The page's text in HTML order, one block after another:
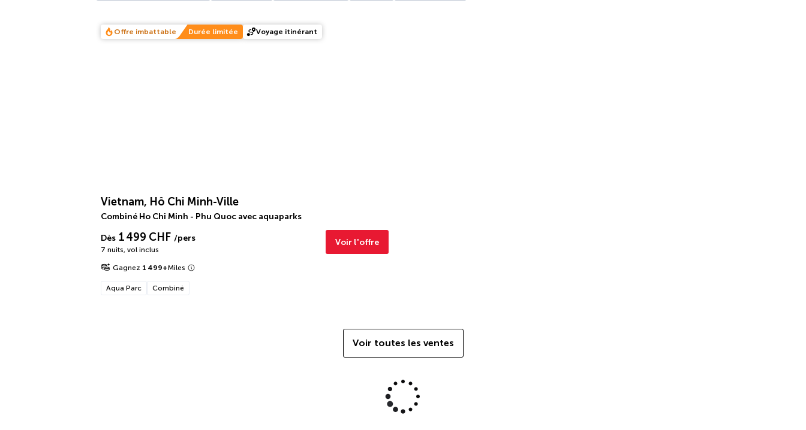
Offre imbattable Durée limitée Voyage itinérant
Vietnam, Hô Chi Minh-Ville
Combiné Ho Chi Minh - Phu Quoc avec aquaparks
Dès 1 499 CHF /pers
7 nuits, vol inclus
Voir l'offre
Gagnez 1 499+Miles
Aqua Parc Combiné
Voir toutes les ventes